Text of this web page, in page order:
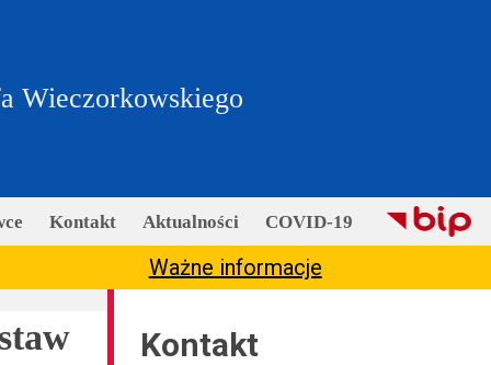
Wieczorkowskiego
Kontakt Aktualności COVID-19
Ważne informacje
Kontakt